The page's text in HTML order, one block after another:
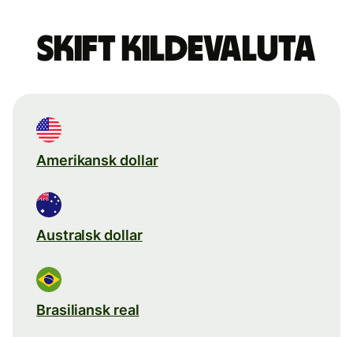
Skift kildevaluta
Amerikansk dollar
Australsk dollar
Brasiliansk real